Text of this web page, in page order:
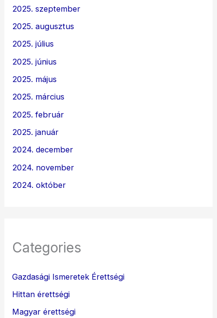
2025. szeptember
2025. augusztus
2025. július
2025. június
2025. május
2025. március
2025. február
2025. január
2024. december
2024. november
2024. október
Categories
Gazdasági Ismeretek Érettségi
Hittan érettségi
Magyar érettségi